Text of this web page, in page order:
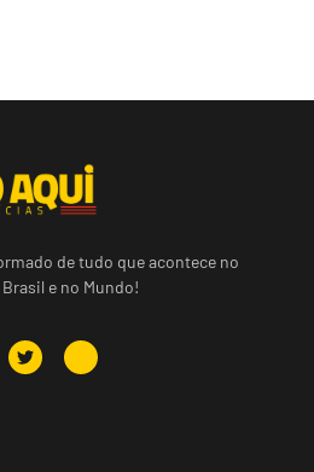
de tudo que acontece no
e no Mundo!